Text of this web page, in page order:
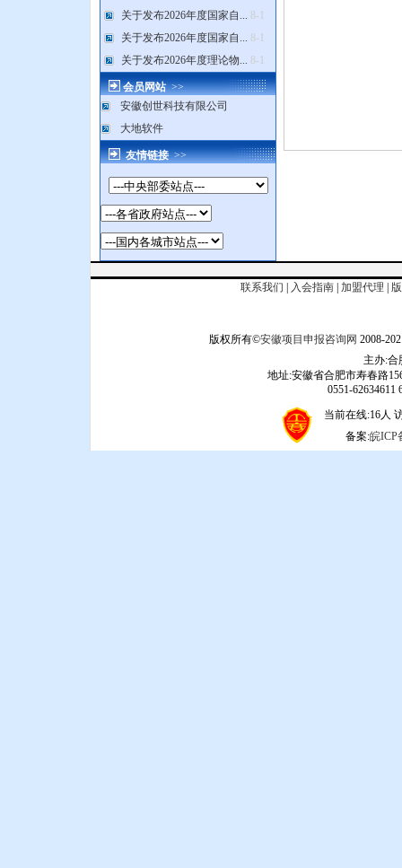
关于发布2026年度国家自... 8-1
关于发布2026年度国家自... 8-1
关于发布2026年度理论物... 8-1
会员网站>>
安徽创世科技有限公司
大地软件
友情链接>>
联系我们 入会指南| 加盟代理
版权所有©安徽项目申报咨询网 2008-
主办:合
地址:安徽省合肥市寿春路
0551-62634611
当前在线:16人
备案:皖ICP